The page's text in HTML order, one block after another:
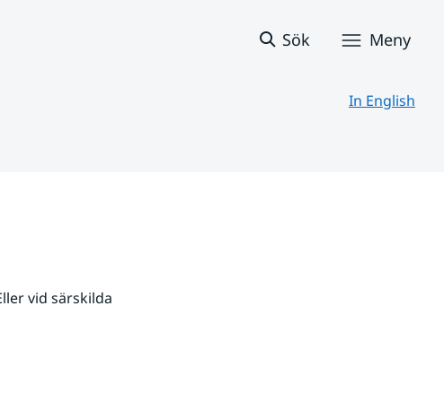
Sök Meny
In English
vid särskilda